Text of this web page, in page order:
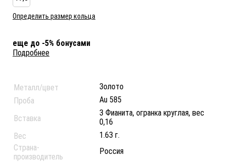
Определить размер кольца
еще до -5% бонусами
Подробнее
Металл/цвет
Золото
Проба
Au 585
Вставка
3 Фианита, огранка круглая, вес
0,16
Вес
1.63 г.
Страна-
производитель
Россия